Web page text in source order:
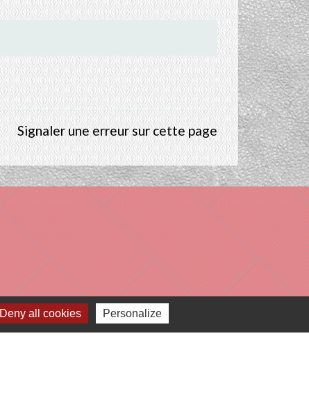
Signaler une erreur sur cette page
Deny all cookies Personalize